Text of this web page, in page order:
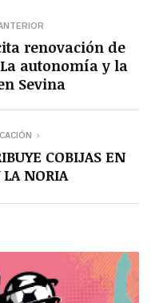
renovación de
autonomía y la
Sevina
COBIJAS EN
LA NORIA